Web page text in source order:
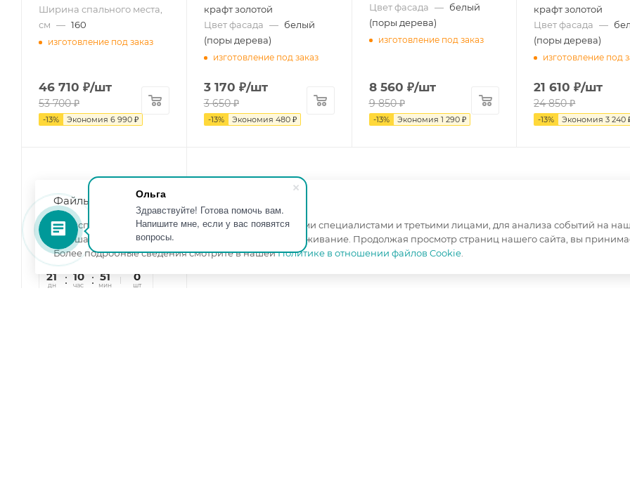
Ольга
Здравствуйте! Готова помочь вам.
Напишите мне, если у вас появятся
вопросы.
Ширина спального места,
см — 160
изготовление под заказ
46 710 ₽/шт
53 700₽
-13% Экономия 6 990 ₽
крафт золотой
Цвет фасада — белый
(поры дерева)
изготовление под заказ
3 170 ₽/шт
3 650₽
-13% Экономия 480₽
Цвет фасада — белый
(поры дерева)
изготовление под заказ
8 560 ₽/шт
9 850₽
-13% Экономия 1 290₽
крафт золотой
Цвет фасада —
(поры дерева)
изготовление под
21 610 ₽/шт
24 850₽
-13% Экономия 3 240
21
дн
10
час
51
мин
31
сек
0
шт
Файлы cookie
Мы используем файлы cookie, разработанные нашими специалистами и третьими лицами, для анализа событий на
улучшать взаимодействие с пользователями и обслуживание. Продолжая просмотр страниц нашего сайта, вы
Более подробные сведения смотрите в нашейПолитике в отношении файлов Cookie